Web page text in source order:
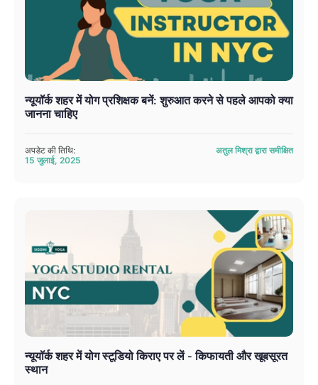
न्यूयॉर्क शहर में योग प्रशिक्षक बनें: शुरुआत करने से पहले आपको क्या
जानना चाहिए
अपडेट की तिथि:
15 जुलाई, 2025
अतुल मिश्रा द्वारा समीक्षित
न्यूयॉर्क शहर में योग स्टूडियो किराए पर लें - किफायती और खूबसूरत
स्थान